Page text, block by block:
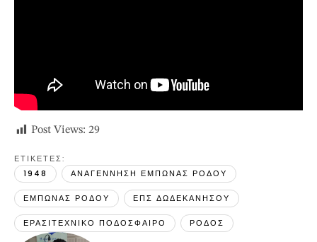
Post Views: 29
ΕΤΙΚΕΤΕΣ:
1948
ΑΝΑΓΕΝΝΗΣΗ ΕΜΠΩΝΑΣ ΡΟΔΟΥ
ΕΜΠΩΝΑΣ ΡΟΔΟΥ ΕΠΣ ΔΩΔΕΚΑΝΗΣΟΥ
ΕΡΑΣΙΤΕΧΝΙΚΟ ΠΟΔΟΣΦΑΙΡΟ ΡΟΔΟΣ